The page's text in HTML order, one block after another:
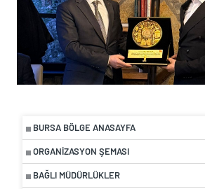
BURSA BÖLGE ANASAYFA
ORGANIZASYON ŞEMASI
BAĞLI MÜDÜRLÜKLER